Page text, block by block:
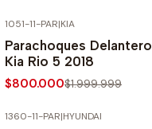
1051-11-PAR|KIA
Parachoques Delantero
Kia Rio 5 2018
$800.000$1.999.999
1360-11-PAR|HYUNDAI